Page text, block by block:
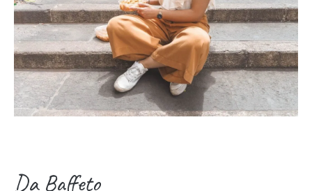
Da Baffeto